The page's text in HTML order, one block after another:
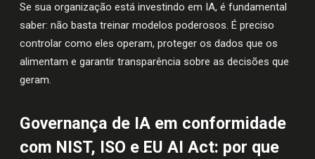
Se sua organização está investindo em IA, é fundamental
saber: não basta treinar modelos poderosos. É preciso
controlar como eles operam, proteger os dados que os
alimentam e garantir transparência sobre as decisões que
geram.
Governança de IA em conformidade
com NIST, ISO e EU AI Act: por que